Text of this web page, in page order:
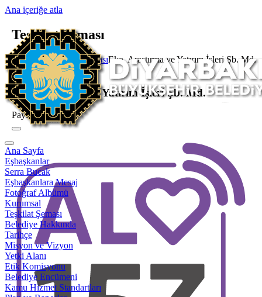
Ana içeriğe atla
Ana Sayfa
Eşbaşkanlar
Serra Bucak
Eşbaşkanlara Mesaj
Fotoğraf Albümü
Kurumsal
Teşkilat Şeması
Belediye Hakkında
Tarihçe
Misyon ve Vizyon
Yetki Alanı
Etik Komisyonu
Belediye Encümeni
Kamu Hizmet Standartları
Teşkilat Şeması
Ana SayfaTeşkilat ŞemasıEko. Araştırma ve Yatırım İşleri Şb. Md.
Şube Müdürlüğü
Eko. Araştırma ve Yatırım İşleri Şb. Md.
Paylaş